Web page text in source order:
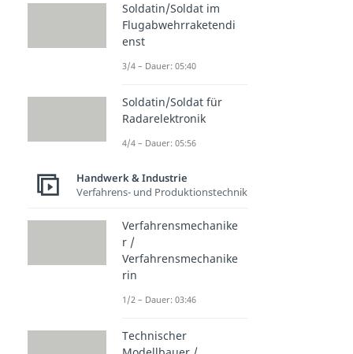
Soldatin/Soldat im
Flugabwehrraketendi
enst
3/4 – Dauer: 05:40
Soldatin/Soldat für
Radarelektronik
4/4 – Dauer: 05:56
Handwerk & Industrie
Verfahrens- und Produktionstechnik
Verfahrensmechanike
r /
Verfahrensmechanike
rin
1/2 – Dauer: 03:46
Technischer